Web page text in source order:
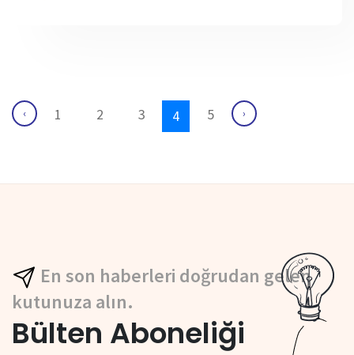
‹ 1 2 3 4 5 ›
En son haberleri doğrudan gelen
kutunuza alın.
Bülten Aboneliği